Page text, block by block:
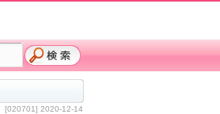
[020701] 2020-12-14